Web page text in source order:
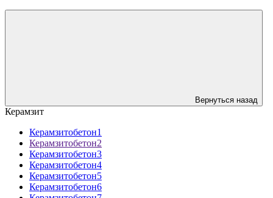
Вернуться назад
Керамзит
Керамзитобетон1
Керамзитобетон2
Керамзитобетон3
Керамзитобетон4
Керамзитобетон5
Керамзитобетон6